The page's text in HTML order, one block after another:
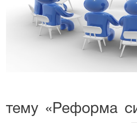
тему «Реформа